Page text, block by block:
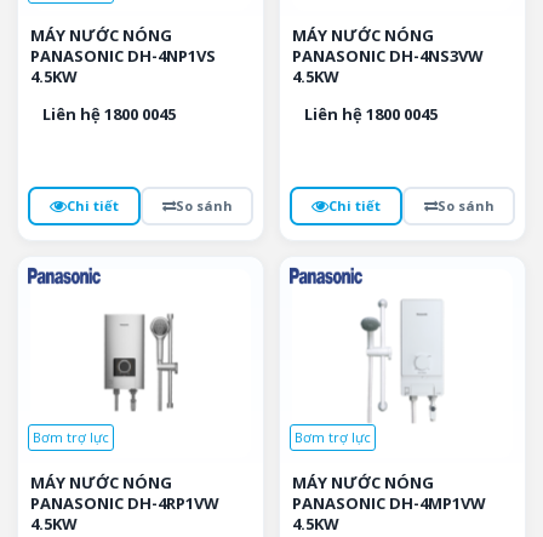
MÁY NƯỚC NÓNG
PANASONIC DH-4NP1VS
4.5KW
Liên hệ 1800 0045
Chi tiết So sánh
MÁY NƯỚC NÓNG
PANASONIC DH-4NS3VW
4.5KW
Liên hệ 1800 0045
Chi tiết So sánh
Bơm trợ lực
MÁY NƯỚC NÓNG
PANASONIC DH-4RP1VW
4.5KW
Bơm trợ lực
MÁY NƯỚC NÓNG
PANASONIC DH-4MP1VW
4.5KW